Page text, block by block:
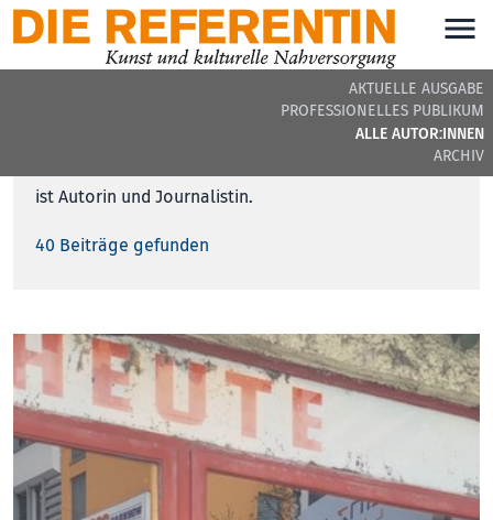
AKTUELLE AUSGABE
PROFESSIONELLES PUBLIKUM
ALLE AUTOR:INNEN
ARCHIV
ist Autorin und Journalistin.
40 Beiträge gefunden